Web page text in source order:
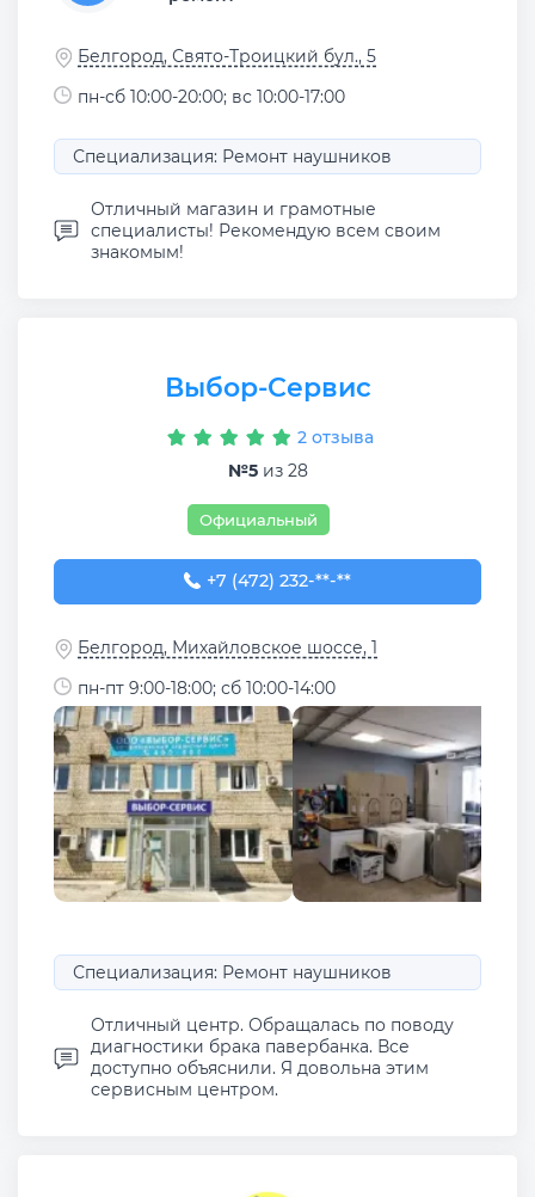
Белгород, Свято-Троицкий бул., 5
пн-сб 10:00-20:00; вс 10:00-17:00
Специализация: Ремонт наушников
Отличный магазин и грамотные
специалисты! Рекомендую всем своим
знакомым!
Выбор-Сервис
2 отзыва
№5из 28
Официальный
+7 (472) 232-65-92
+7 (472) 232-**-**
Белгород, Михайловское шоссе, 1
пн-пт 9:00-18:00; сб 10:00-14:00
Специализация: Ремонт наушников
Отличный центр. Обращалась по поводу
диагностики брака павербанка. Все
доступно объяснили. Я довольна этим
сервисным центром.